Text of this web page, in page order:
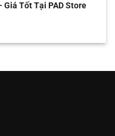
Giá Tốt Tại PAD Store